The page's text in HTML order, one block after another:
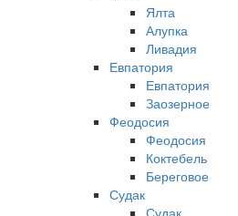
Ялта
Алупка
Ливадия
Евпатория
Евпатория
Заозерное
Феодосия
Феодосия
Коктебель
Береговое
Судак
Судак